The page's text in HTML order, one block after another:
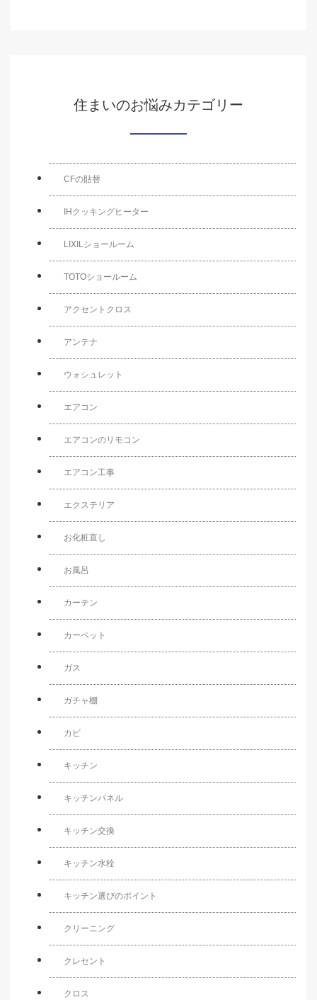
住まいのお悩みカテゴリー
CFの貼替
IHクッキングヒーター
LIXILショールーム
TOTOショールーム
アクセントクロス
アンテナ
ウォシュレット
エアコン
エアコンのリモコン
エアコン工事
エクステリア
お化粧直し
お風呂
カーテン
カーペット
ガス
ガチャ棚
カビ
キッチン
キッチンパネル
キッチン交換
キッチン水栓
キッチン選びのポイント
クリーニング
クレセント
クロス